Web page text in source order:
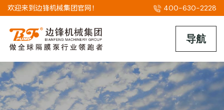
欢迎来到边锋机械集团官网！ 400-630-2228